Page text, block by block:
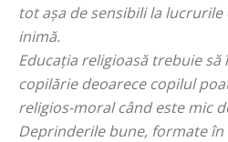
tot așa de sensibili la
inimă.
Educația religioasă trebuie să
copilărie deoarece copilul
religios-moral când este mic
Deprinderile bune, formate